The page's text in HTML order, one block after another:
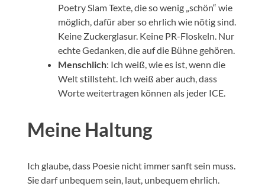
Poetry Slam Texte, die so wenig „schön“ wie
möglich, dafür aber so ehrlich wie nötig sind.
Keine Zuckerglasur. Keine PR-Floskeln. Nur
echte Gedanken, die auf die Bühne gehören.
Menschlich: Ich weiß, wie es ist, wenn die
Welt stillsteht. Ich weiß aber auch, dass
Worte weitertragen können als jeder ICE.
Meine Haltung
Ich glaube, dass Poesie nicht immer sanft sein muss.
Sie darf unbequem sein, laut, unbequem ehrlich.